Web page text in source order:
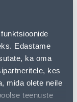
Edastame
ka oma
kes
mida olete neile
teenuste
Платежи